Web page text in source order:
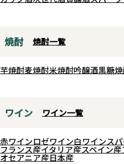
焼酎 焼酎一覧
芋焼酎麦焼酎米焼酎吟醸酒黒糖
ワイン ワイン一覧
赤ワインロゼワイン白ワインス
フランス産イタリア産スペイン産
オセアニア産日本産